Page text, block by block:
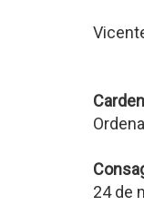
24 de